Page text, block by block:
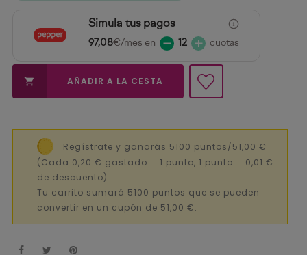
Simula tus pagos
97,08€/mes en 12 cuotas
 AÑADIR A LA CESTA
Regístrate y ganarás 5100 puntos/51,00 €
(Cada 0,20 € gastado = 1 punto, 1 punto = 0,01 €
de descuento).
Tu carrito sumará 5100 puntos que se pueden
convertir en un cupón de 51,00 €.